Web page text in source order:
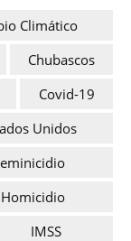
Climático
Chubascos
Covid-19
Unidos
Homicidio
IMSS